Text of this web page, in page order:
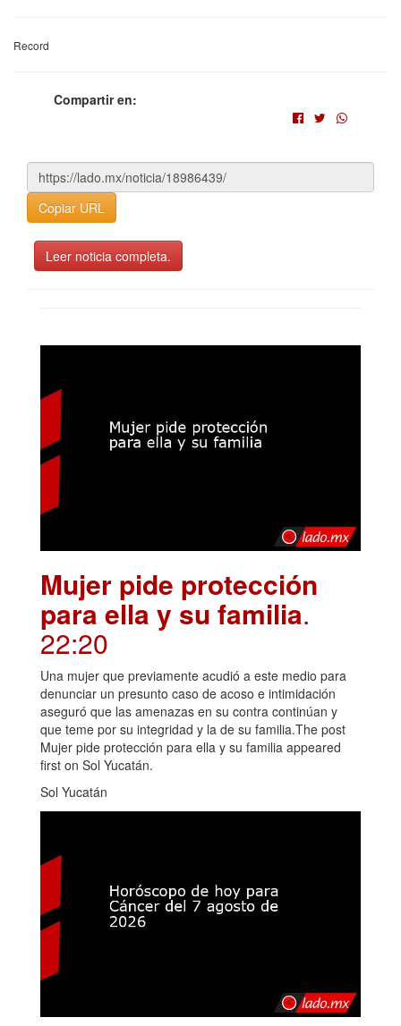
Record
Compartir en:
Copiar URL
Leer noticia completa.
Mujer pide protección
para ella y su familia.
22:20
Una mujer que previamente acudió a este medio para
denunciar un presunto caso de acoso e intimidación
aseguró que las amenazas en su contra continúan y
que teme por su integridad y la de su familia.The post
Mujer pide protección para ella y su familia appeared
first on Sol Yucatán.
Sol Yucatán